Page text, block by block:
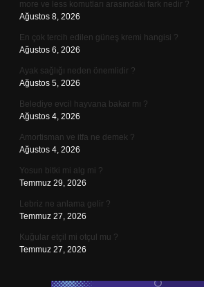
more ve less komutları arasındaki fark nedir ?
Ağustos 8, 2026
En çok tercih edilen güneş kremi hangisi ?
Ağustos 6, 2026
Ayak sağlığı neden önemlidir ?
Ağustos 5, 2026
Belediye evcil hayvana bakar mı ?
Ağustos 4, 2026
Amortisman ve itfa ne demek ?
Ağustos 4, 2026
Yosun bitki mi alg mi ?
Temmuz 29, 2026
Lebriz ne anlama gelir ?
Temmuz 27, 2026
Kuğular etçil mi otçul mu ?
Temmuz 27, 2026